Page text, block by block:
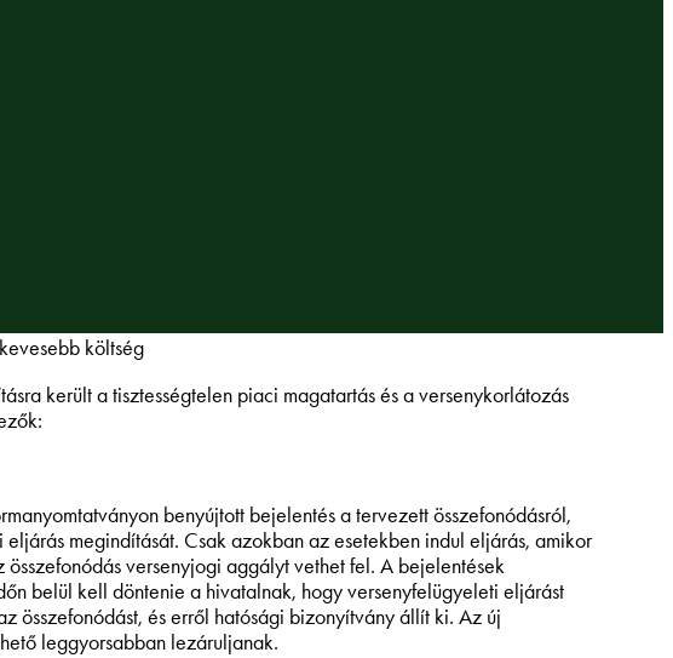
költség
került a tisztességtelen piaci magatartás és a versenykorlátozás
benyújtott bejelentés a tervezett összefonódásról,
megindítását. Csak azokban az esetekben indul eljárás, amikor
versenyjogi aggályt vethet fel. A bejelentések
belül kell döntenie a hivatalnak, hogy versenyfelügyeleti eljárást
összefonódást, és erről hatósági bizonyítvány állít ki. Az új
leggyorsabban lezáruljanak.